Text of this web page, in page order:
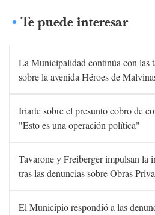
Te puede interesar
La Municipalidad continúa con las
sobre la avenida Héroes de
Iriarte sobre el presunto cobro de
"Esto es una operación política"
Tavarone y Freiberger impulsan la
tras las denuncias sobre Obras
El Municipio respondió a las